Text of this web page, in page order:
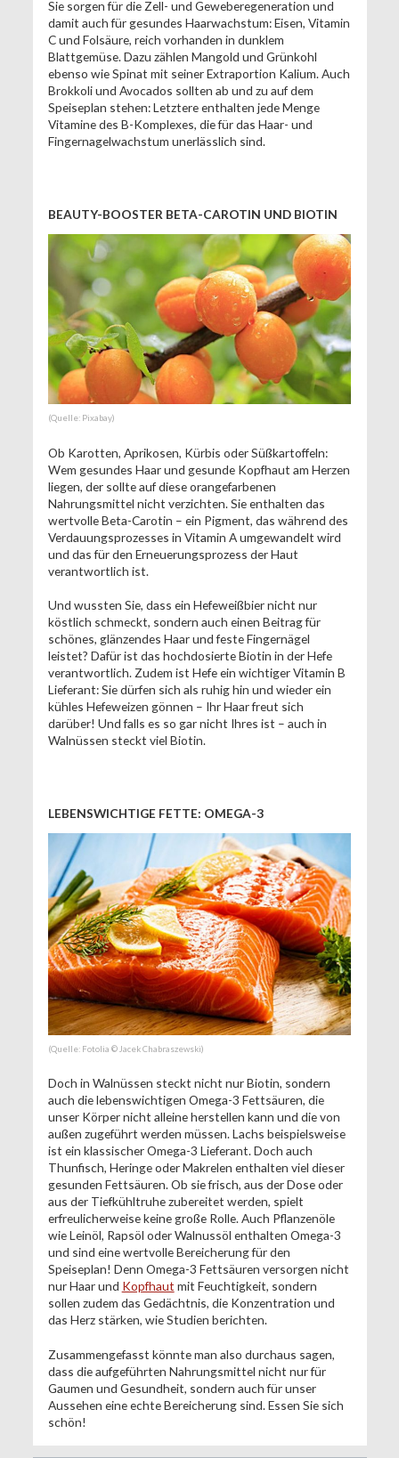
Sie sorgen für die Zell- und Geweberegeneration und
damit auch für gesundes Haarwachstum: Eisen, Vitamin
C und Folsäure, reich vorhanden in dunklem
Blattgemüse. Dazu zählen Mangold und Grünkohl
ebenso wie Spinat mit seiner Extraportion Kalium. Auch
Brokkoli und Avocados sollten ab und zu auf dem
Speiseplan stehen: Letztere enthalten jede Menge
Vitamine des B-Komplexes, die für das Haar- und
Fingernagelwachstum unerlässlich sind.
BEAUTY-BOOSTER BETA-CAROTIN UND BIOTIN
(Quelle: Pixabay)
Ob Karotten, Aprikosen, Kürbis oder Süßkartoffeln:
Wem gesundes Haar und gesunde Kopfhaut am Herzen
liegen, der sollte auf diese orangefarbenen
Nahrungsmittel nicht verzichten. Sie enthalten das
wertvolle Beta-Carotin – ein Pigment, das während des
Verdauungsprozesses in Vitamin A umgewandelt wird
und das für den Erneuerungsprozess der Haut
verantwortlich ist.
Und wussten Sie, dass ein Hefeweißbier nicht nur
köstlich schmeckt, sondern auch einen Beitrag für
schönes, glänzendes Haar und feste Fingernägel
leistet? Dafür ist das hochdosierte Biotin in der Hefe
verantwortlich. Zudem ist Hefe ein wichtiger Vitamin B
Lieferant: Sie dürfen sich als ruhig hin und wieder ein
kühles Hefeweizen gönnen – Ihr Haar freut sich
darüber! Und falls es so gar nicht Ihres ist – auch in
Walnüssen steckt viel Biotin.
LEBENSWICHTIGE FETTE: OMEGA-3
(Quelle: Fotolia © Jacek Chabraszewski)
Doch in Walnüssen steckt nicht nur Biotin, sondern
auch die lebenswichtigen Omega-3 Fettsäuren, die
unser Körper nicht alleine herstellen kann und die von
außen zugeführt werden müssen. Lachs beispielsweise
ist ein klassischer Omega-3 Lieferant. Doch auch
Thunfisch, Heringe oder Makrelen enthalten viel dieser
gesunden Fettsäuren. Ob sie frisch, aus der Dose oder
aus der Tiefkühltruhe zubereitet werden, spielt
erfreulicherweise keine große Rolle. Auch Pflanzenöle
wie Leinöl, Rapsöl oder Walnussöl enthalten Omega-3
und sind eine wertvolle Bereicherung für den
Speiseplan! Denn Omega-3 Fettsäuren versorgen nicht
nur Haar und Kopfhaut mit Feuchtigkeit, sondern
sollen zudem das Gedächtnis, die Konzentration und
das Herz stärken, wie Studien berichten.
Zusammengefasst könnte man also durchaus sagen,
dass die aufgeführten Nahrungsmittel nicht nur für
Gaumen und Gesundheit, sondern auch für unser
Aussehen eine echte Bereicherung sind. Essen Sie sich
schön!